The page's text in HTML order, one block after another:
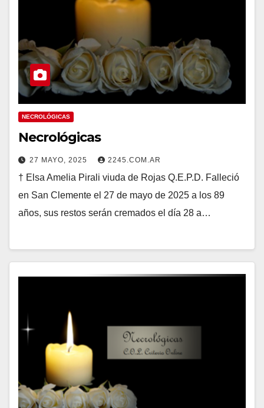
NECROLÓGICAS
Necrológicas
27 MAYO, 2025 2245.COM.AR
† Elsa Amelia Pirali viuda de Rojas Q.E.P.D. Falleció
en San Clemente el 27 de mayo de 2025 a los 89
años, sus restos serán cremados el día 28 a…